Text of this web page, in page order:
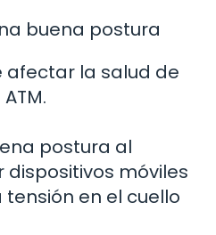
buena postura
afectar la salud de
postura al
dispositivos móviles
en el cuello